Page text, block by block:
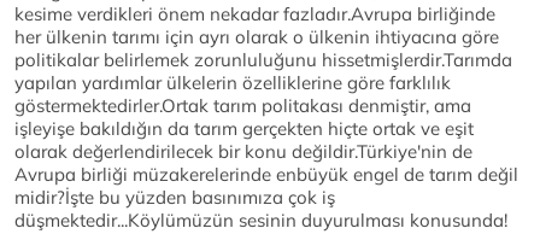
kesime verdikleri önem nekadar fazladır.Avrupa birliğinde
her ülkenin tarımı için ayrı olarak o ülkenin ihtiyacına göre
politikalar belirlemek zorunluluğunu hissetmişlerdir.Tarımda
yapılan yardımlar ülkelerin özelliklerine göre farklılık
göstermektedirler.Ortak tarım politakası denmiştir, ama
işleyişe bakıldığın da tarım gerçekten hiçte ortak ve eşit
olarak değerlendirilecek bir konu değildir.Türkiye'nin de
Avrupa birliği müzakerelerinde enbüyük engel de tarım değil
midir?İşte bu yüzden basınımıza çok iş
düşmektedir...Köylümüzün sesinin duyurulması konusunda!